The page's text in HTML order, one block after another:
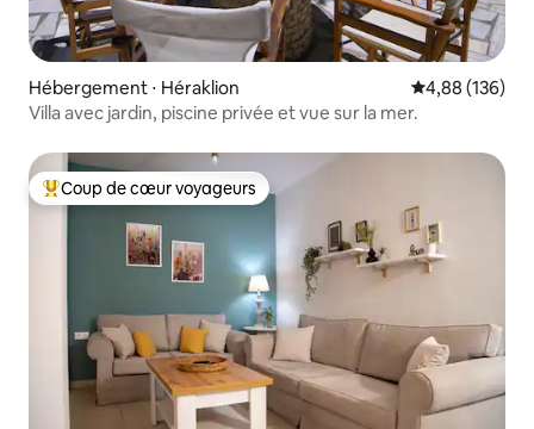
Hébergement ⋅ Héraklion Évaluation
4,88 (136)
Villa avec jardin, piscine privée et vue sur la mer.
Coups de cœur voyageurs les plus appréciés
Coup de cœur voyageurs